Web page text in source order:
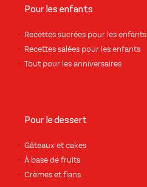
Pour les enfants
Recettes sucrées pour les enfants
Recettes salées pour les enfants
Tout pour les anniversaires
Pour le dessert
Gâteaux et cakes
À base de fruits
Crèmes et flans